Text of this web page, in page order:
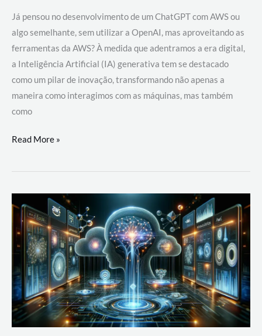
Já pensou no desenvolvimento de um ChatGPT com AWS ou
algo semelhante, sem utilizar a OpenAI, mas aproveitando as
ferramentas da AWS? À medida que adentramos a era digital,
a Inteligência Artificial (IA) generativa tem se destacado
como um pilar de inovação, transformando não apenas a
maneira como interagimos com as máquinas, mas também
como
Desenvolvimento
um
com
AWS
Read More »